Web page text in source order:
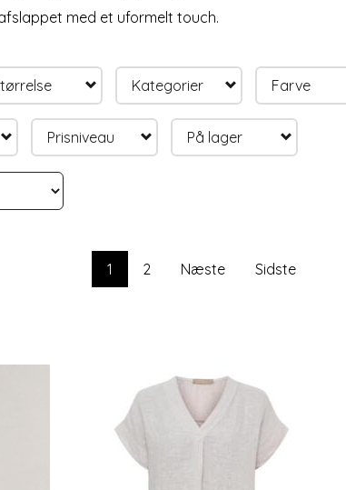
med et uformelt touch.
Kategorier Farve
Prisniveau På lager
1 2 Næste Sidste